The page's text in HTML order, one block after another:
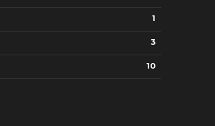
1
3
10